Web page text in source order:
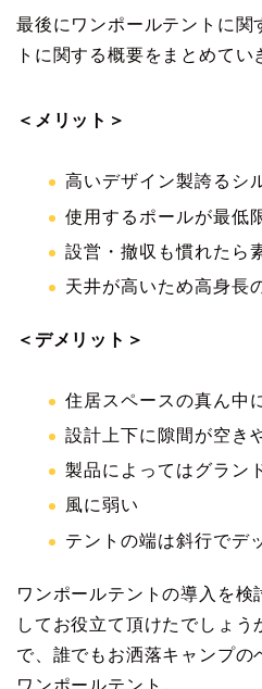
最後にワンポールテントに関
トに関する概要をまとめてい
＜メリット＞
高いデザイン製誇るシ
使用するポールが最低
設営・撤収も慣れたら
天井が高いため高身長
＜デメリット＞
住居スペースの真ん中
設計上下に隙間が空き
製品によってはグラン
風に弱い
テントの端は斜行でデ
ワンポールテントの導入を検
してお役立て頂けたでしょ
で、誰でもお洒落キャンプの
ワンポールテント。